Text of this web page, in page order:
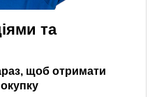
та
щоб отримати